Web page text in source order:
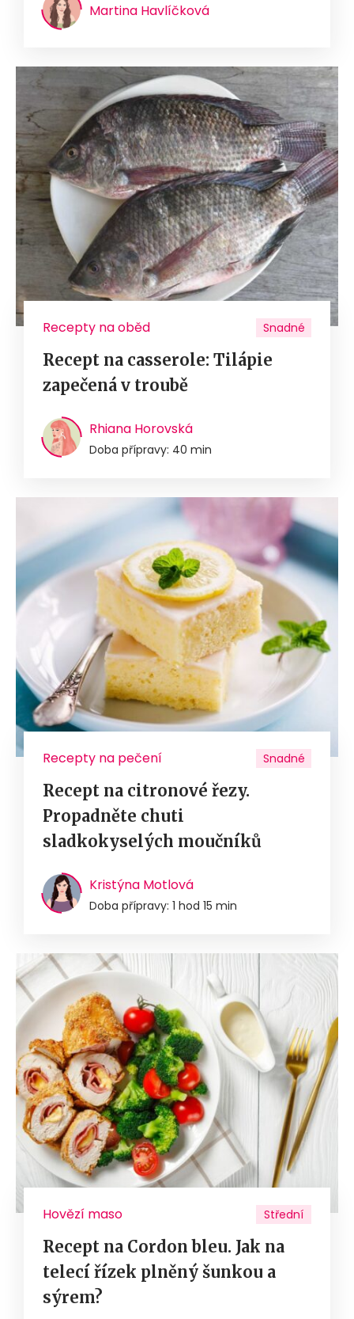
Martina Havlíčková
Recepty na oběd Snadné
Recept na casserole: Tilápie
zapečená v troubě
Rhiana Horovská
Doba přípravy: 40 min
Recepty na pečení Snadné
Recept na citronové řezy.
Propadněte chuti
sladkokyselých moučníků
Kristýna Motlová
Doba přípravy: 1 hod 15 min
Hovězí maso Střední
Recept na Cordon bleu. Jak na
telecí řízek plněný šunkou a
sýrem?